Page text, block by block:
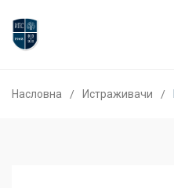
Насловна Истраживачи